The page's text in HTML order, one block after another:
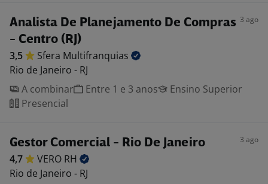
Analista De Planejamento De Compras
- Centro (RJ)
3 ago
3,5 Sfera Multifranquias
Rio de Janeiro - RJ
A combinar
Entre 1 e 3 anos
Ensino Superior
Presencial
Gestor Comercial - Rio De Janeiro 3 ago
4,7 VERO RH
Rio de Janeiro - RJ